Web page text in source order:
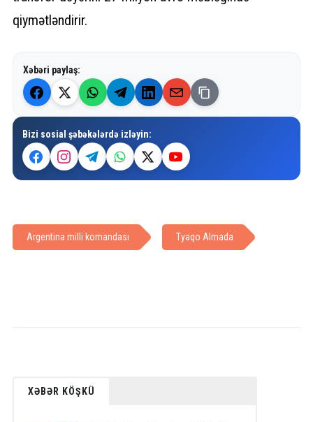
qiymətləndirir.
Xəbəri paylaş:
Bizi sosial şəbəkələrdə izləyin:
Argentina milli komandası Tyaqo Almada
XƏBƏR KÖŞKÜ